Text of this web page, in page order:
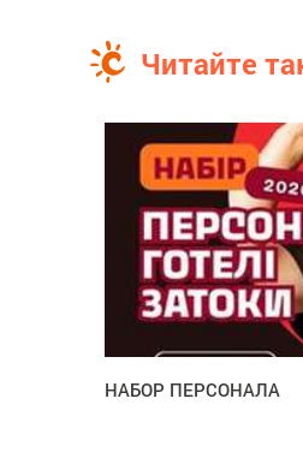
Читайте
НАБОР ПЕРСОНАЛА